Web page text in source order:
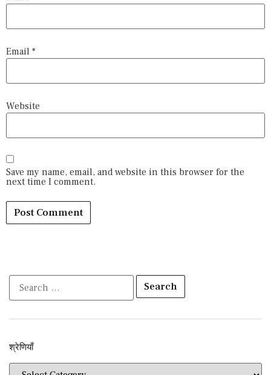
Email *
Website
Save my name, email, and website in this browser for the
next time I comment.
श्रेणियाँ​​